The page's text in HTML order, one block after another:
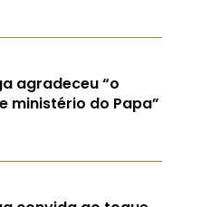
agradeceu “o
ministério do Papa”